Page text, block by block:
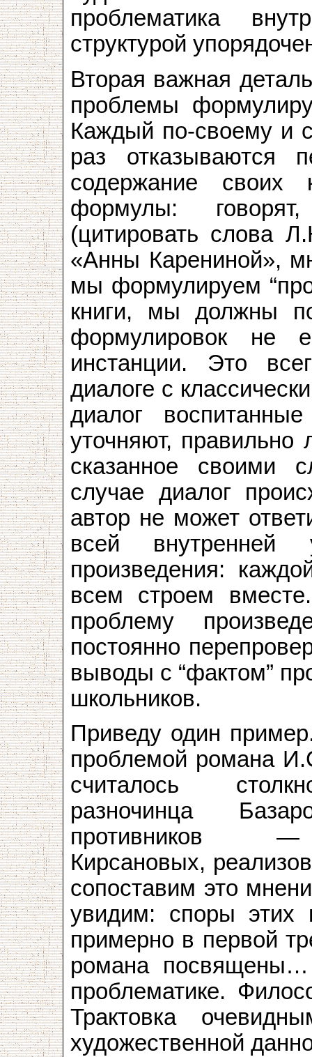
проблематика
структурой
Вторая важная
проблемы
Каждый по-своему и
раз отказываются
содержание своих
формулы:
(цитировать слова
«Анны Карениной»,
мы формулируем
книги, мы должны
формулировок не
инстанции. Это
диалоге с
диалог
уточняют,
сказанное своими
случае диалог
автор не может
всей внутренней
произведения:
всем строем
проблему
постоянно
выводы с “фактом”
школьников.
Приведу один
проблемой романа
считалось
разночинца
противников —
Кирсановых,
сопоставим это
увидим: споры этих
примерно в первой
романа посвящены…
проблематике.
Трактовка
художественной